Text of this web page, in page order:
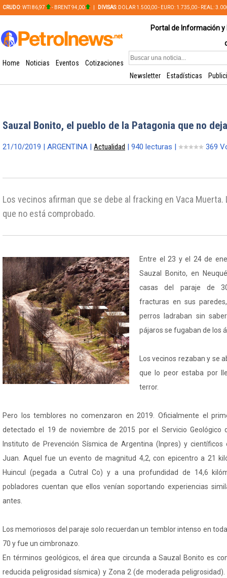
CRUDO: WTI 86,97 - BRENT 94,00 DIVISAS: DOLAR 1.500,00 - EURO: 1.735,00 - REAL:
Portal de Información
Home Noticias Eventos
Cotizaciones
Newsletter
Estadísticas
Sauzal Bonito, el pueblo de la Patagonia que no
21/10/2019 | ARGENTINA | Actualidad | 940 lecturas | 369
Los vecinos afirman que se debe al fracking en Vaca
que no está comprobado.
Entre el 23 y el 24 de
Sauzal Bonito, en
casas del paraje de
fracturas en sus
perros ladraban sin
pájaros se fugaban de los
Los vecinos rezaban y se
que lo peor estaba por
terror.
Pero los temblores no comenzaron en 2019. Oficialmente el
detectado el 19 de noviembre de 2015 por el Servicio Geológico
Instituto de Prevención Sísmica de Argentina (Inpres) y científicos
Juan. Aquel fue un evento de magnitud 4,2, con epicentro a 21
Huincul (pegada a Cutral Co) y a una profundidad de 14,6
pobladores cuentan que ellos venían soportando experiencias
antes.
Los memoriosos del paraje solo recuerdan un temblor intenso en
70 y fue un cimbronazo.
En términos geológicos, el área que circunda a Sauzal Bonito es
reducida peligrosidad sísmica) y Zona 2 (de moderada